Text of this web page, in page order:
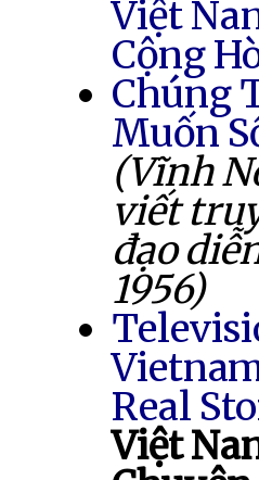
Việt
Cộng
Chúng
Muốn
(Vĩnh
viết
đạo
1956)
Real
Việt